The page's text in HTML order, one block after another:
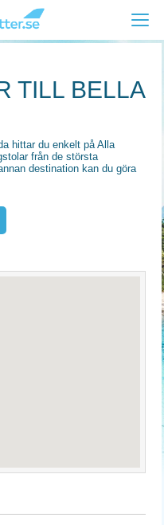
TILL BELLA
hittar du enkelt på Alla
från de största
destination kan du göra